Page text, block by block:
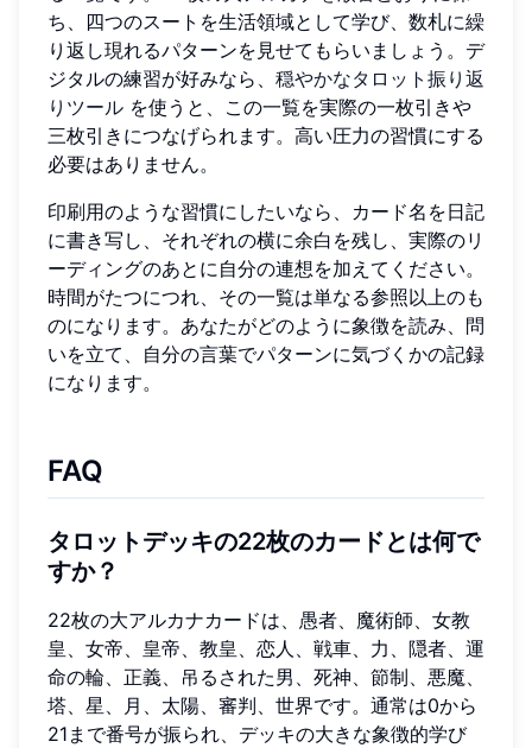
ち、四つのスートを生活領域として学び、数札に繰
り返し現れるパターンを見せてもらいましょう。デ
ジタルの練習が好みなら、 穏やかなタロット振り返
りツール を使うと、この一覧を実際の一枚引きや
三枚引きにつなげられます。高い圧力の習慣にする
必要はありません。
印刷用のような習慣にしたいなら、カード名を日記
に書き写し、それぞれの横に余白を残し、実際のリ
ーディングのあとに自分の連想を加えてください。
時間がたつにつれ、その一覧は単なる参照以上のも
のになります。あなたがどのように象徴を読み、問
いを立て、自分の言葉でパターンに気づくかの記録
になります。
FAQ
タロットデッキの22枚のカードとは何で
すか？
22枚の大アルカナカードは、愚者、魔術師、女教
皇、女帝、皇帝、教皇、恋人、戦車、力、隠者、運
命の輪、正義、吊るされた男、死神、節制、悪魔、
塔、星、月、太陽、審判、世界です。通常は0から
21まで番号が振られ、デッキの大きな象徴的学び